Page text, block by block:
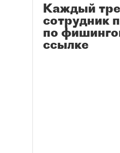
Каждый
сотрудник
по
ссылке